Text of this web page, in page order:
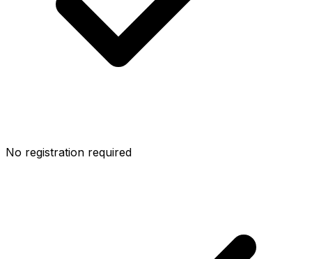
No registration required